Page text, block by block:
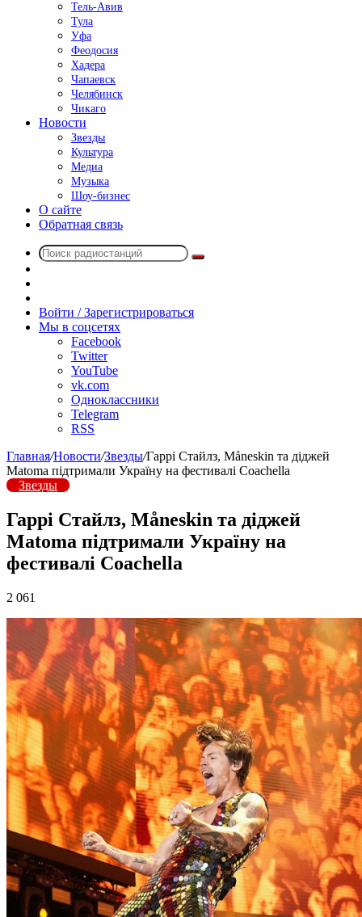
Тель-Авив
Тула
Уфа
Феодосия
Хадера
Чапаевск
Челябинск
Чикаго
Новости
Звезды
Культура
Медиа
Музыка
Шоу-бизнес
О сайте
Обратная связь
Поиск
радио
Войти / Зарегистрироваться
Мы в соцсетях
Facebook
Twitter
YouTube
vk.com
Одноклассники
Telegram
RSS
Главная/Новости/Звезды/Гаррі Стайлз, Måneskin та діджей
Matoma підтримали Україну на фестивалі Coachella
Звезды
Гаррі Стайлз, Måneskin та діджей
Matoma підтримали Україну на
фестивалі Coachella
2 061